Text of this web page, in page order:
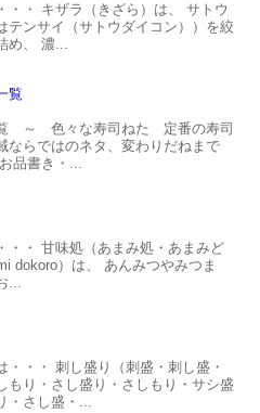
・・ キザラ（きざら）は、 サトウ
テンサイ（サトウダイコン））を絞
め、 濃...
覧
～ 色々な寿司ねた 定番の寿司
ならではのネタ、変わりだねまで
品書き・...
・・ 甘味処（あまみ処・あまみど
dokoro）は、 あんみつやみつま
...
・・・ 刺し盛り（刺盛・刺し盛・
もり・さし盛り・さしもり・サシ盛
・さし盛・...